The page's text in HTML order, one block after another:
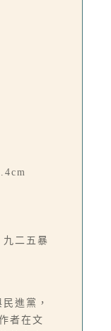
二五暴
進黨，
者在文